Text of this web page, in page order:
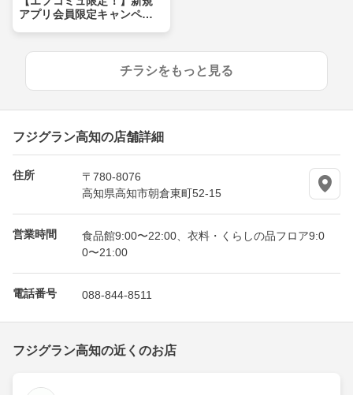
アプリ会員限定キャンペー
チラシをもっと見る
フジグラン高知の店舗詳細
住所
〒780-8076
高知県高知市朝倉東町52-15
営業時間
食品館9:00〜22:00、衣料・くらしの品フロア9:0
0〜21:00
電話番号 088-844-8511
フジグラン高知の近くのお店